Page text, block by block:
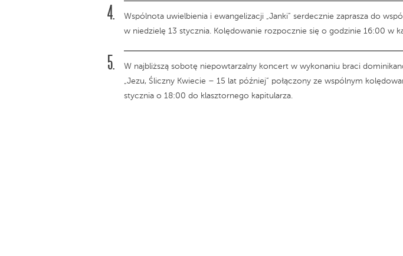
Wspólnota uwielbienia i ewangelizacji „Janki” serdecznie zaprasza do
w niedzielę 13 stycznia. Kolędowanie rozpocznie się o godzinie 16:00 w
W najbliższą sobotę niepowtarzalny koncert w wykonaniu braci
„Jezu, Śliczny Kwiecie – 15 lat później” połączony ze wspólnym
stycznia o 18:00 do klasztornego kapitularza.